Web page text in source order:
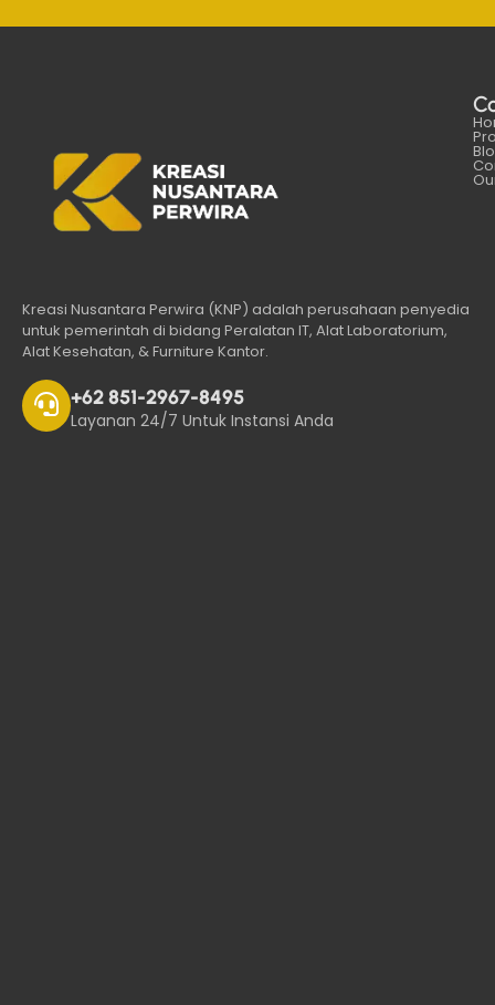
Kreasi Nusantara Perwira (KNP) adalah perusahaan penyedia
untuk pemerintah di bidang Peralatan IT, Alat Laboratorium,
Alat Kesehatan, & Furniture Kantor.
+62 851-2967-8495
Layanan 24/7 Untuk Instansi Anda